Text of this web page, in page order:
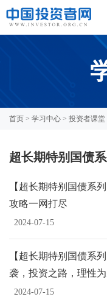
首页 > 学习中心 > 投资者课堂
超长期特别国债系
【超长期特别国债系
攻略一网打尽
2024-07-15
【超长期特别国债系
袭，投资之路，理性为
2024-07-15